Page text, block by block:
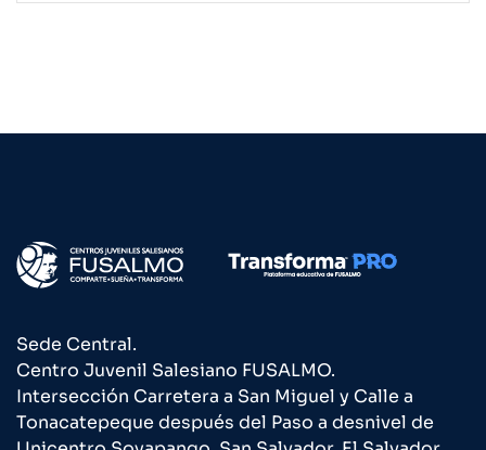
Sede Central.
Centro Juvenil Salesiano FUSALMO.
Intersección Carretera a San Miguel y Calle a
Tonacatepeque después del Paso a desnivel de